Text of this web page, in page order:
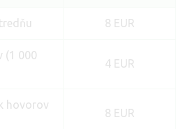
8 EUR
(1 000
4 EUR
hovorov
8 EUR